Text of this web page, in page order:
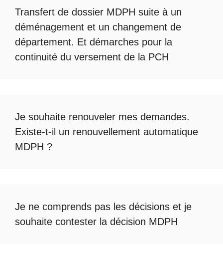
Transfert de dossier MDPH suite à un
déménagement et un changement de
département. Et démarches pour la
continuité du versement de la PCH
Je souhaite renouveler mes demandes.
Existe-t-il un renouvellement automatique
MDPH ?
Je ne comprends pas les décisions et je
souhaite contester la décision MDPH